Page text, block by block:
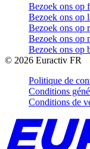
Bezoek ons op
Bezoek ons op
Bezoek ons op
Bezoek ons op
Bezoek ons op
© 2026 Euractiv FR
Politique de
Conditions
Conditions de